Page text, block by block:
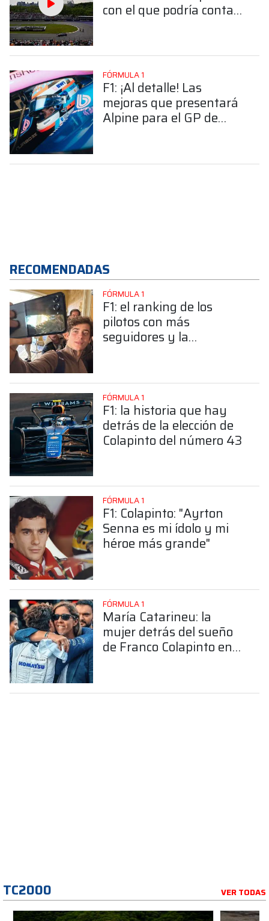
con el que podría contar
FÓRMULA 1
F1: ¡Al detalle! Las
mejoras que presentará
Alpine para el GP de
RECOMENDADAS
FÓRMULA 1
F1: el ranking de los
pilotos con más
seguidores y la
FÓRMULA 1
F1: la historia que hay
detrás de la elección de
Colapinto del número 43
FÓRMULA 1
F1: Colapinto: "Ayrton
Senna es mi ídolo y mi
héroe más grande"
FÓRMULA 1
María Catarineu: la
mujer detrás del sueño
de Franco Colapinto en
TC2000 VER TODAS